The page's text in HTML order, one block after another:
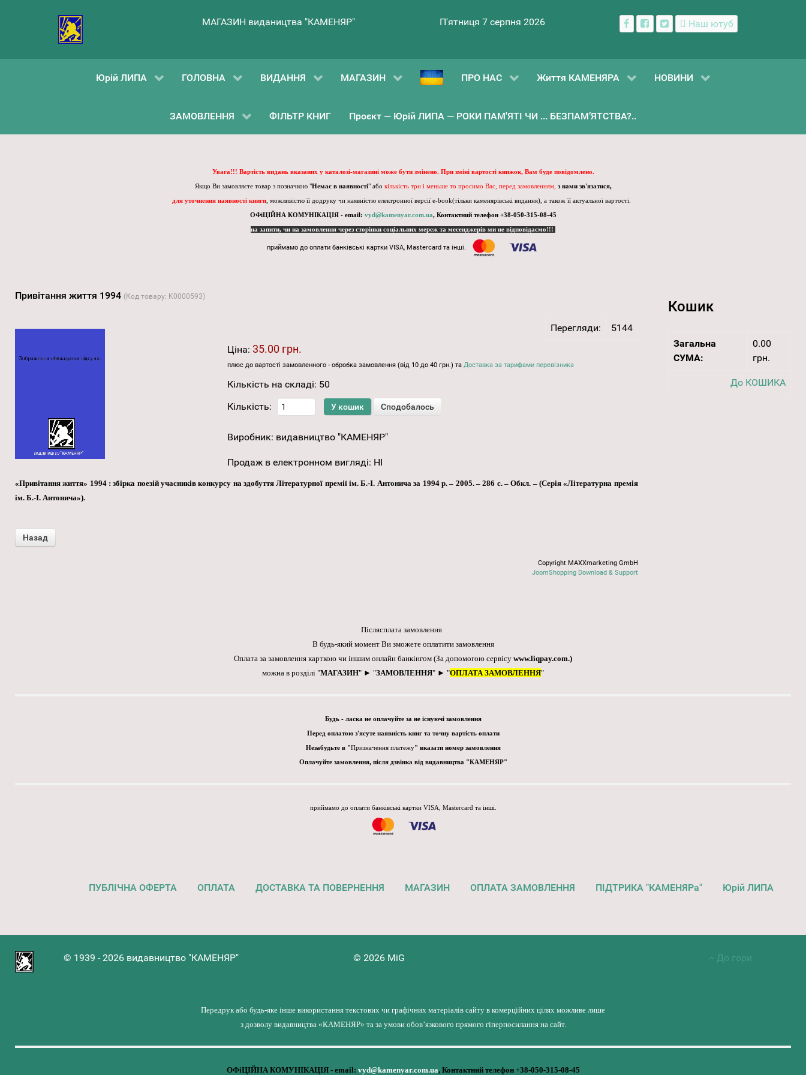
МАГАЗИН видаництва "КАМЕНЯР" П'ятниця 7 серпня 2026 Наш ютуб
Юрій ЛИПА ГОЛОВНА ВИДАННЯ МАГАЗИН ПРО НАС Життя КАМЕНЯРА НОВИНИ
ЗАМОВЛЕННЯ ФІЛЬТР КНИГ Проєкт — Юрій ЛИПА — РОКИ ПАМ'ЯТІ ЧИ ... БЕЗПАМ’ЯТСТВА?..
Увага!!! Вартість видань вказаних у каталозі-магазині може бути змінено. При зміні вартості книжок, Вам буде повідомлено.
Якщо Ви замовляєте товар з позначкою "Немає в наявності" або кількість три і меньше то просимо Вас, перед замовленням, з нами зв'язатися,
для уточнення наявності книги, можливістю її додруку чи наявністю електронної версії e-book(тільки каменярівські видання), а також її актуальної вартості.
ОФіЦІЙНА КОМУНІКАЦІЯ - email: vyd@kamenyar.com.ua, Контактний телефон +38-050-315-08-45
на запити, чи на замовлення через сторінки соціальних мереж та месенджерів ми не відповідаємо!!!
приймамо до оплати банківські картки VISA, Mastercard та інші.
Привітання життя 1994 (Код товару: K0000593)
Перегляди:
5144
Ціна: 35.00 грн.
плюс до вартості замовленного - обробка замовлення (від 10 до 40 грн.) та Доставка за тарифами перевізника
Кількість на складі: 50
Кількість:
Виробник: видавництво "КАМЕНЯР"
Продаж в електронном вигляді: НІ
«Привітання життя» 1994 : збірка поезій учасників конкурсу на здобуття Літературної премії ім. Б.-І. Антонича за 1994 р. – 2005. – 286 с. – Обкл. – (Серія «Літературна премія
ім. Б.-І. Антонича»).
Copyright MAXXmarketing GmbH
JoomShopping Download & Support
Кошик
Загальна
СУМА:
0.00
грн.
До КОШИКА
Післясплата замовлення
В будь-який момент Ви зможете оплатити замовлення
Оплата за замовлення карткою чи іншим онлайн банкінгом (За допомогою сервісу www.liqpay.com.)
можна в розділі "МАГАЗИН" ► "ЗАМОВЛЕННЯ" ► "ОПЛАТА ЗАМОВЛЕННЯ"
Будь - ласка не оплачуйте за не існуючі замовлення
Перед оплатою з'ясуте наявність книг та точну вартість оплати
Незабудьте в "Призначення платежу" вказати номер замовлення
Оплачуйте замовлення, після дзвінка від видавництва "КАМЕНЯР"
приймамо до оплати банківські картки VISA, Mastercard та інші.
ПУБЛІЧНА ОФЕРТА ОПЛАТА ДОСТАВКА ТА ПОВЕРНЕННЯ МАГАЗИН ОПЛАТА ЗАМОВЛЕННЯ ПІДТРИКА "КАМЕНЯРа" Юрій ЛИПА
© 1939 - 2026 видавництво "КАМЕНЯР" © 2026 MiG До гори
Передрук або будь-яке інше використання текстових чи графічних матеріалів сайту в комерційних цілях можливе лише
з дозволу видавництва «КАМЕНЯР» та за умови обов’язкового прямого гіперпосилання на сайт.
ОФіЦІЙНА КОМУНІКАЦІЯ - email: vyd@kamenyar.com.ua, Контактний телефон +38-050-315-08-45